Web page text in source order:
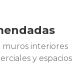
muros interiores
y espacios